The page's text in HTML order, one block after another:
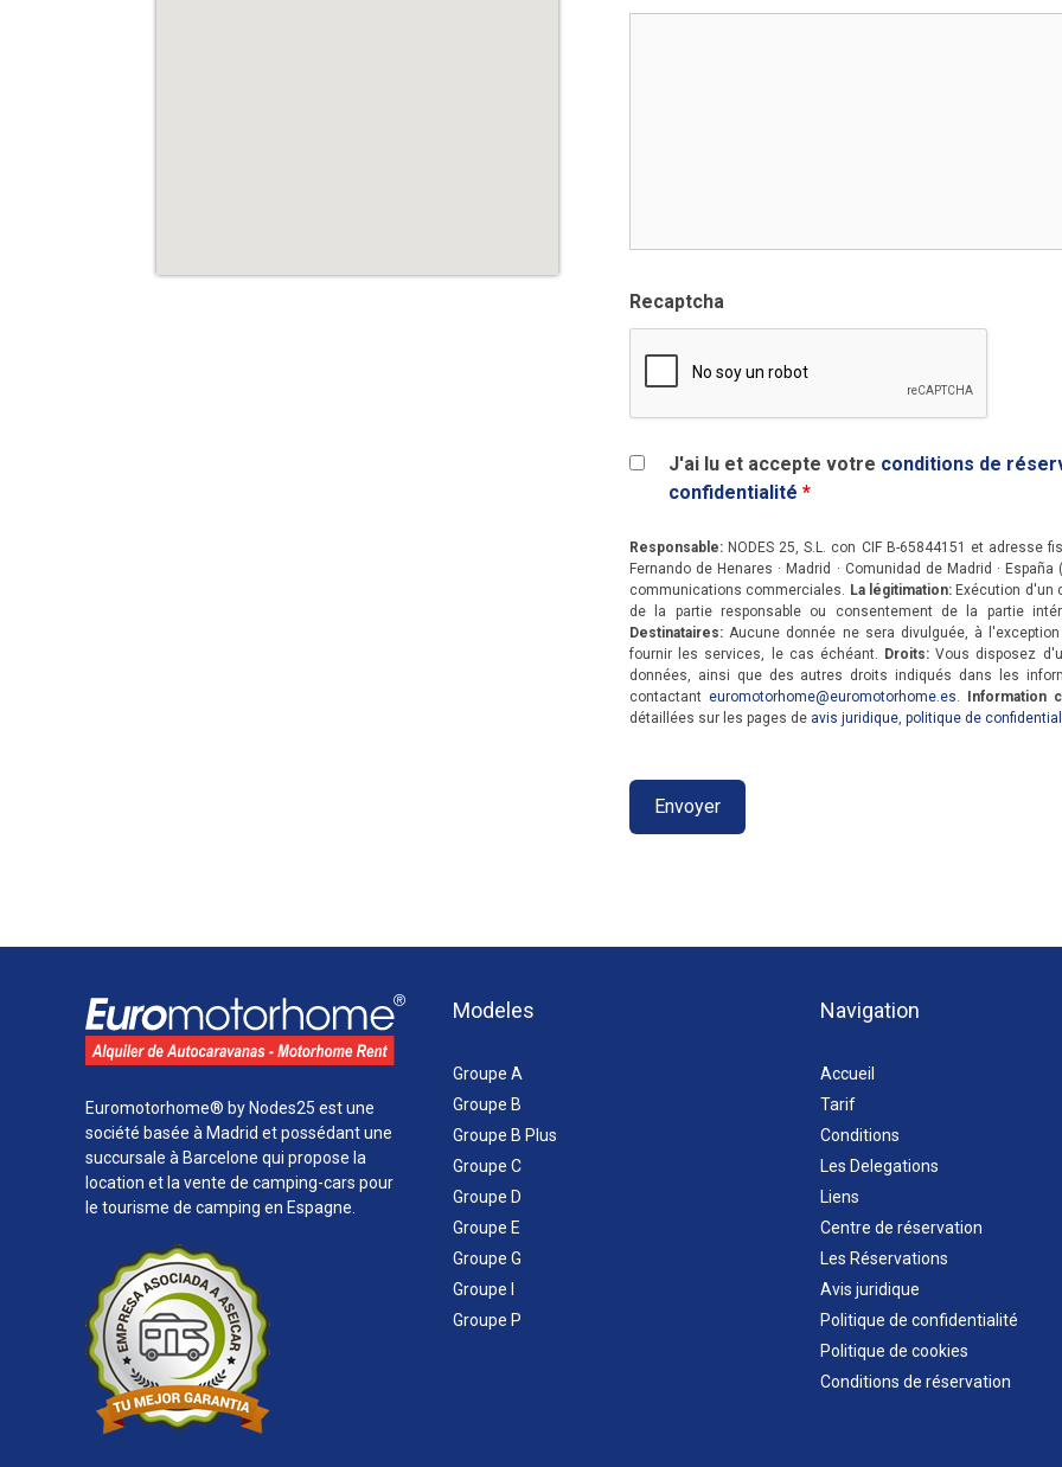
Recaptcha
J'ai lu et accepte votre conditions de
confidentialité *
Responsable: NODES 25, S.L. con CIF B-65844151 et adresse
Fernando de Henares · Madrid · Comunidad de Madrid · España
communications commerciales. La légitimation: Exécution d'un
de la partie responsable ou consentement de la partie
Destinataires: Aucune donnée ne sera divulguée, à
fournir les services, le cas échéant. Droits: Vous disposez
données, ainsi que des autres droits indiqués dans les
contactant euromotorhome@euromotorhome.es Information
détaillées sur les pages de avis juridique politique de
Euromotorhome® by Nodes25 est une
société basée à Madrid et possédant une
succursale à Barcelone qui propose la
location et la vente de camping-cars pour
le tourisme de camping en Espagne.
Modeles
Groupe A
Groupe B
Groupe B Plus
Groupe C
Groupe D
Groupe E
Groupe G
Groupe I
Groupe P
Navigation
Accueil
Tarif
Conditions
Les Delegations
Liens
Centre de réservation
Les Réservations
Avis juridique
Politique de confidentialité
Politique de cookies
Conditions de réservation